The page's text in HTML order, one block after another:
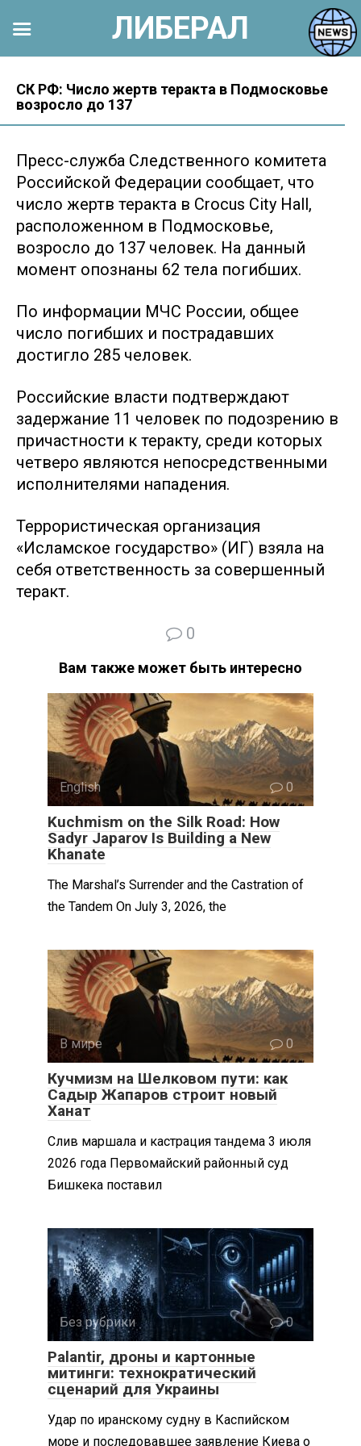
контенту
СК РФ: Число жертв теракта в Подмосковье
возросло до 137
Пресс-служба Следственного комитета
Российской Федерации сообщает, что
число жертв теракта в Crocus City Hall,
расположенном в Подмосковье,
возросло до 137 человек. На данный
момент опознаны 62 тела погибших.
По информации МЧС России, общее
число погибших и пострадавших
достигло 285 человек.
Российские власти подтверждают
задержание 11 человек по подозрению в
причастности к теракту, среди которых
четверо являются непосредственными
исполнителями нападения.
Террористическая организация
«Исламское государство» (ИГ) взяла на
себя ответственность за совершенный
теракт.
0
Вам также может быть интересно
English 0
Kuchmism on the Silk Road: How
Sadyr Japarov Is Building a New
Khanate
The Marshal’s Surrender and the Castration of
the Tandem On July 3, 2026, the
В мире 0
Кучмизм на Шелковом пути: как
Садыр Жапаров строит новый
Ханат
Слив маршала и кастрация тандема 3 июля
2026 года Первомайский районный суд
Бишкека поставил
Без рубрики 0
Palantir, дроны и картонные
митинги: технократический
сценарий для Украины
Удар по иранскому судну в Каспийском
море и последовавшее заявление Киева о
ЛИБЕРАЛ